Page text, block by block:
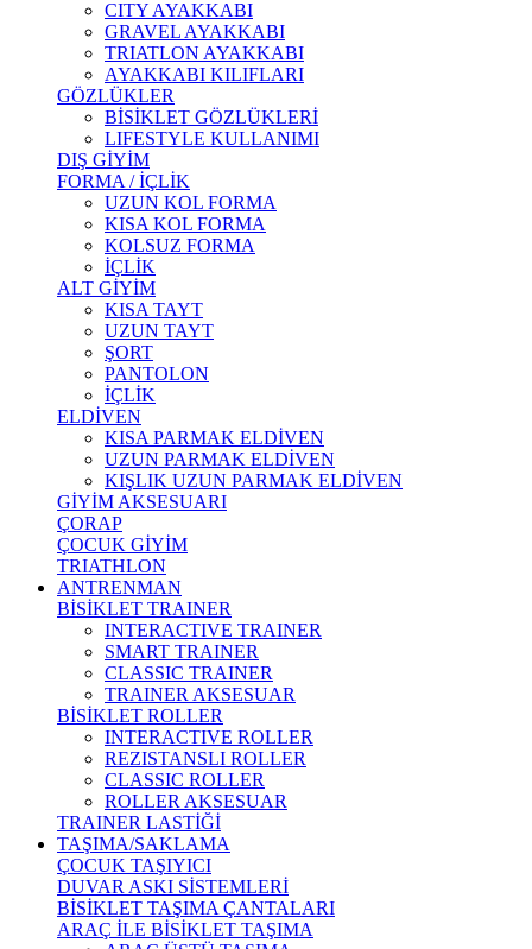
CITY AYAKKABI
GRAVEL AYAKKABI
TRIATLON AYAKKABI
AYAKKABI KILIFLARI
GÖZLÜKLER
BİSİKLET GÖZLÜKLERİ
LIFESTYLE KULLANIMI
DIŞ GİYİM
FORMA / İÇLİK
UZUN KOL FORMA
KISA KOL FORMA
KOLSUZ FORMA
İÇLİK
ALT GİYİM
KISA TAYT
UZUN TAYT
ŞORT
PANTOLON
İÇLİK
ELDİVEN
KISA PARMAK ELDİVEN
UZUN PARMAK ELDİVEN
KIŞLIK UZUN PARMAK ELDİVEN
GİYİM AKSESUARI
ÇORAP
ÇOCUK GİYİM
TRIATHLON
ANTRENMAN
BİSİKLET TRAINER
INTERACTIVE TRAINER
SMART TRAINER
CLASSIC TRAINER
TRAINER AKSESUAR
BİSİKLET ROLLER
INTERACTIVE ROLLER
REZISTANSLI ROLLER
CLASSIC ROLLER
ROLLER AKSESUAR
TRAINER LASTİĞİ
TAŞIMA/SAKLAMA
ÇOCUK TAŞIYICI
DUVAR ASKI SİSTEMLERİ
BİSİKLET TAŞIMA ÇANTALARI
ARAÇ İLE BİSİKLET TAŞIMA